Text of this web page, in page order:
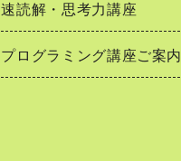
速読解・思考力講座
プログラミング講座ご案内